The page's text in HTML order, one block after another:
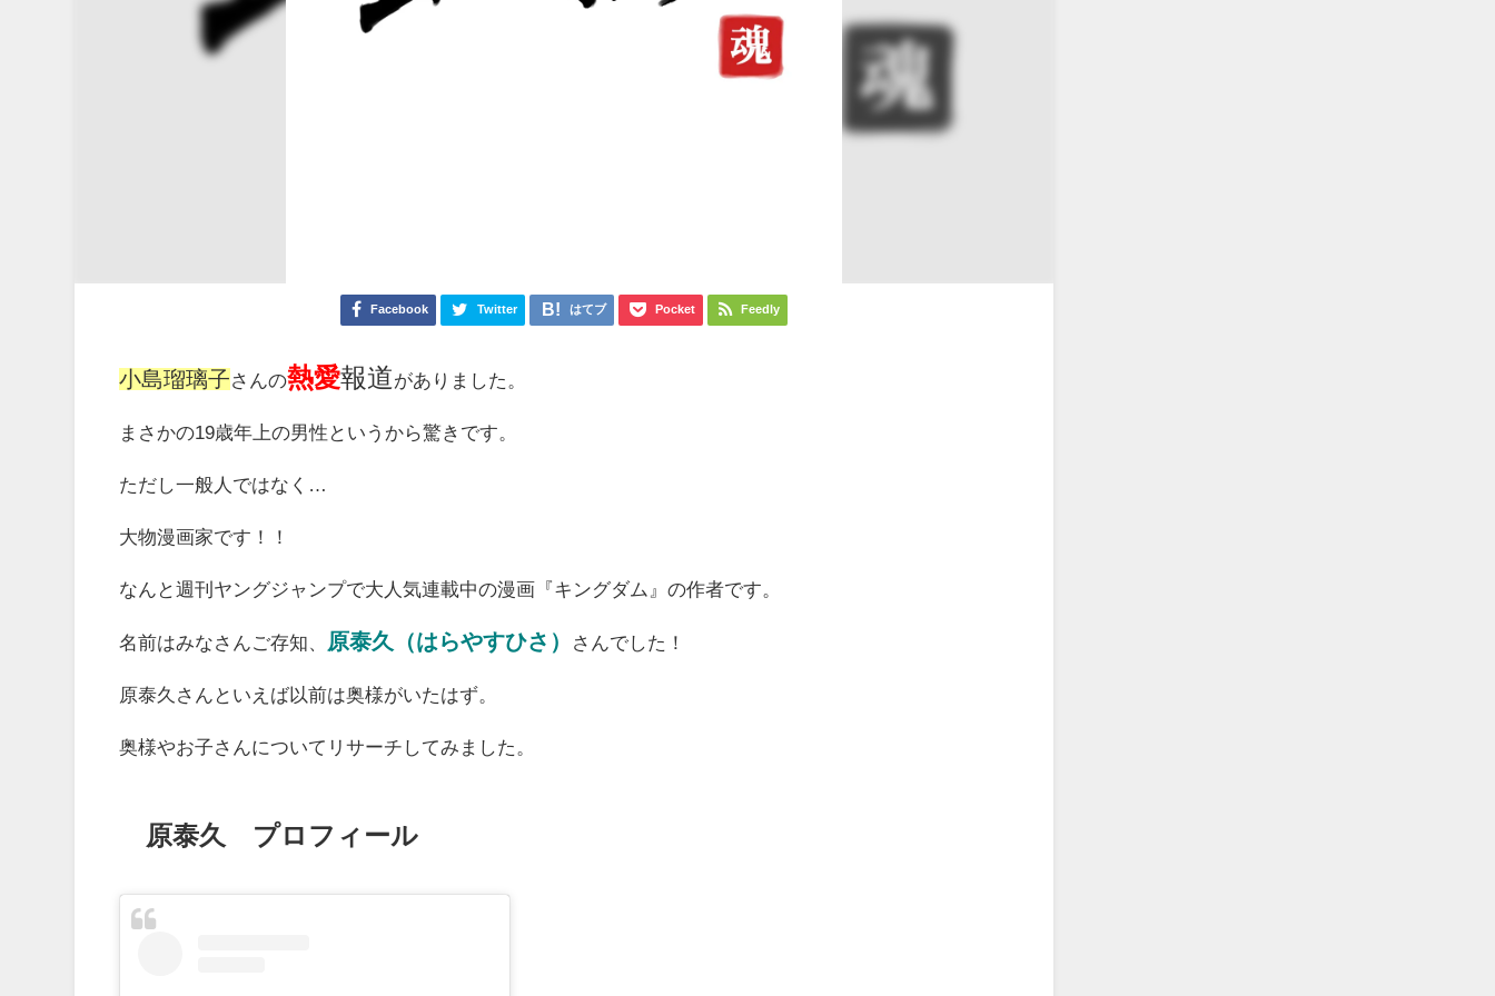
Facebook Twitter はてブ Pocket Feedly
小島瑠璃子さんの熱愛報道がありました。
まさかの19歳年上の男性というから驚きです。
ただし一般人ではなく…
大物漫画家です！！
なんと週刊ヤングジャンプで大人気連載中の漫画『キングダム』の作者です。
名前はみなさんご存知、 原泰久（はらやすひさ） さんでした！
原泰久さんといえば以前は奥様がいたはず。
奥様やお子さんについてリサーチしてみました。
原泰久 プロフィール